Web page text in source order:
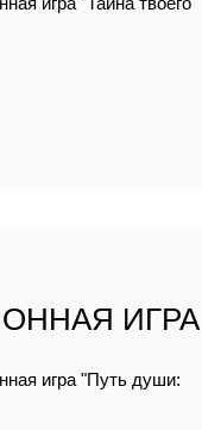
ИГРА
игра "Путь души: